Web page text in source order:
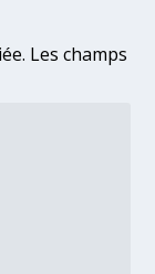
Les champs